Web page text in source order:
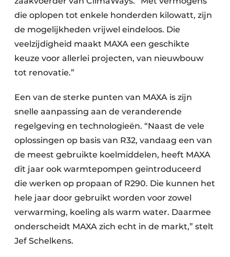
die oplopen tot enkele honderden kilowatt, zijn
de mogelijkheden vrijwel eindeloos. Die
veelzijdigheid maakt MAXA een geschikte
keuze voor allerlei projecten, van nieuwbouw
tot renovatie.”
Een van de sterke punten van MAXA is zijn
snelle aanpassing aan de veran­derende
regelgeving en technologieën. “Naast de vele
oplossingen op basis van R32, vandaag een van
de meest gebruikte koelmiddelen, heeft MAXA
dit jaar ook warmtepompen geïntroduceerd
die werken op propaan of R290. Die kunnen het
hele jaar door gebruikt worden voor zowel
verwarming, koeling als warm water. Daarmee
onderscheidt MAXA zich echt in de markt,” stelt
Jef Schelkens.